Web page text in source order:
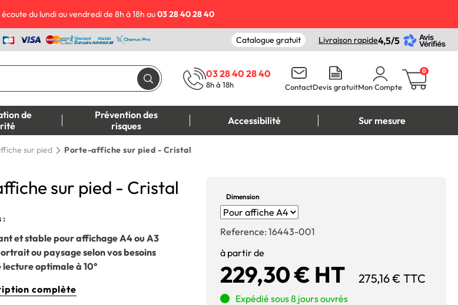
du lundi au vendredi de 8h à 18h au03 28 40 28 40
Catalogue gratuit Livraison rapide4,5/5
03 28 40 28 40
8h à 18h ContactDevis gratuitMon Compte
0
de
Prévention des
risques
Accessibilité Sur mesure
sur pied Porte-affiche sur pied - Cristal
sur pied - Cristal
:
et stable pour affichage A4 ou A3
ou paysage selon vos besoins
lecture optimale à 10°
complète
Dimension
Reference: 16443-001
à partir de
229,30 € HT 275,16 € TTC
Expédié sous 8 jours ouvrés